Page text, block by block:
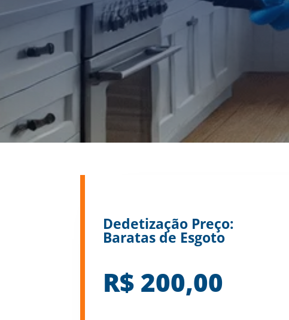
Dedetização Preço:
Baratas de Esgoto
R$ 200,00